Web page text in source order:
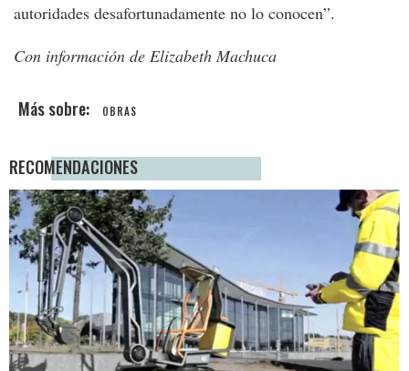
autoridades desafortunadamente no lo conocen”.
Con información de Elizabeth Machuca
OBRAS
RECOMENDACIONES